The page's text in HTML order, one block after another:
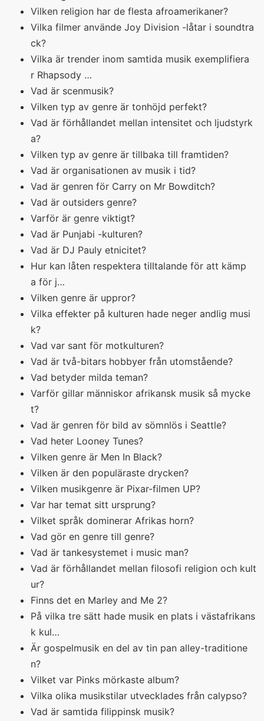
Vilken religion har de flesta afroamerikaner?
Vilka filmer använde Joy Division -låtar i soundtra
ck?
Vilka är trender inom samtida musik exemplifiera
r Rhapsody …
Vad är scenmusik?
Vilken typ av genre är tonhöjd perfekt?
Vad är förhållandet mellan intensitet och ljudstyrk
a?
Vilken typ av genre är tillbaka till framtiden?
Vad är organisationen av musik i tid?
Vad är genren för Carry on Mr Bowditch?
Vad är outsiders genre?
Varför är genre viktigt?
Vad är Punjabi -kulturen?
Vad är DJ Pauly etnicitet?
Hur kan låten respektera tilltalande för att kämp
a för j…
Vilken genre är uppror?
Vilka effekter på kulturen hade neger andlig musi
k?
Vad var sant för motkulturen?
Vad är två-bitars hobbyer från utomstående?
Vad betyder milda teman?
Varför gillar människor afrikansk musik så mycke
t?
Vad är genren för bild av sömnlös i Seattle?
Vad heter Looney Tunes?
Vilken genre är Men In Black?
Vilken är den populäraste drycken?
Vilken musikgenre är Pixar-filmen UP?
Var har temat sitt ursprung?
Vilket språk dominerar Afrikas horn?
Vad gör en genre till genre?
Vad är tankesystemet i music man?
Vad är förhållandet mellan filosofi religion och kult
ur?
Finns det en Marley and Me 2?
På vilka tre sätt hade musik en plats i västafrikans
k kul…
Är gospelmusik en del av tin pan alley-traditione
n?
Vilket var Pinks mörkaste album?
Vilka olika musikstilar utvecklades från calypso?
Vad är samtida filippinsk musik?